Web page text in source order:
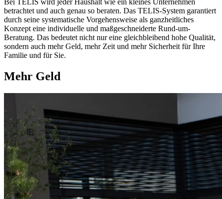
Bei TELIS wird jeder Haushalt wie ein kleines Unternehmen
betrachtet und auch genau so beraten. Das TELIS-System garantiert
durch seine systematische Vorgehensweise als ganzheitliches
Konzept eine individuelle und maßgeschneiderte Rund-um-
Beratung. Das bedeutet nicht nur eine gleichbleibend hohe Qualität,
sondern auch mehr Geld, mehr Zeit und mehr Sicherheit für Ihre
Familie und für Sie.
Mehr Geld